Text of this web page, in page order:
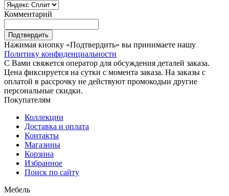
Комментарий
Подтвердить
Нажимая кнопку «Подтвердить» вы принимаете нашу
Политику конфиденциальности
С Вами свяжется оператор для обсуждения деталей заказа.
Цена фиксируется на сутки с момента заказа. На заказы с
оплатой в рассрочку не действуют промокодыи другие
персональные скидки.
Покупателям
Коллекции
Доставка и оплата
Контакты
Магазины
Корзина
Избранное
Поиск по сайту
Мебель